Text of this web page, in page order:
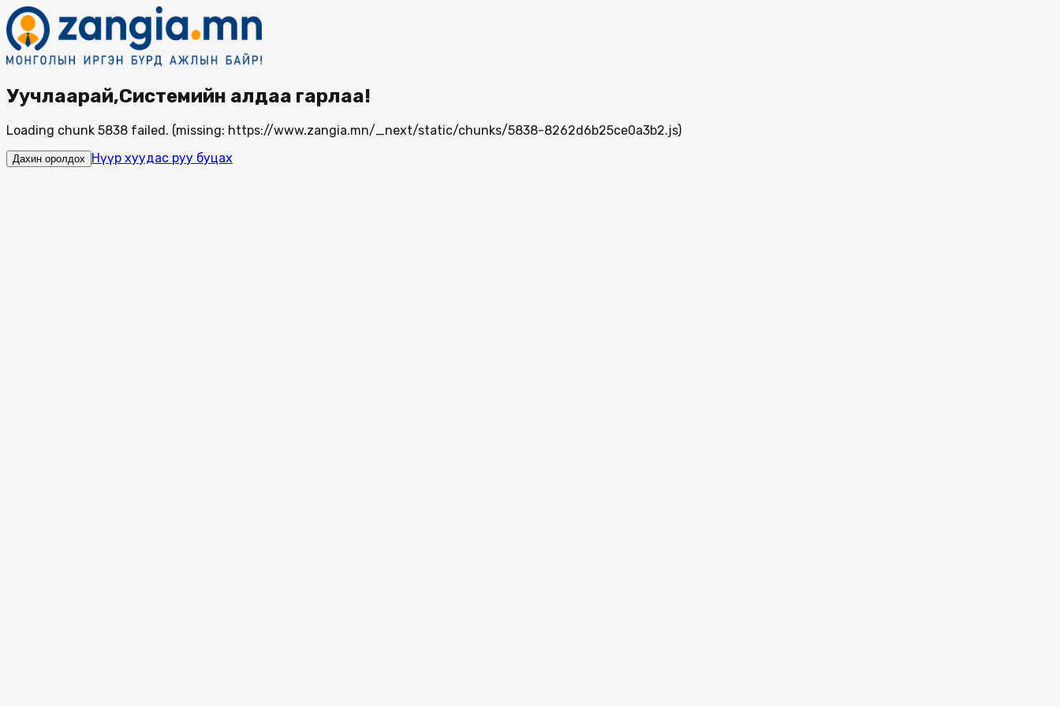
Уучлаарай,Системийн алдаа гарлаа!
Loading chunk 5838 failed. (missing: https://www.zangia.mn/_next/static/chunks/5838-8262d6b25ce0a3b2.js)
Дахин оролдох Нүүр хуудас руу буцах